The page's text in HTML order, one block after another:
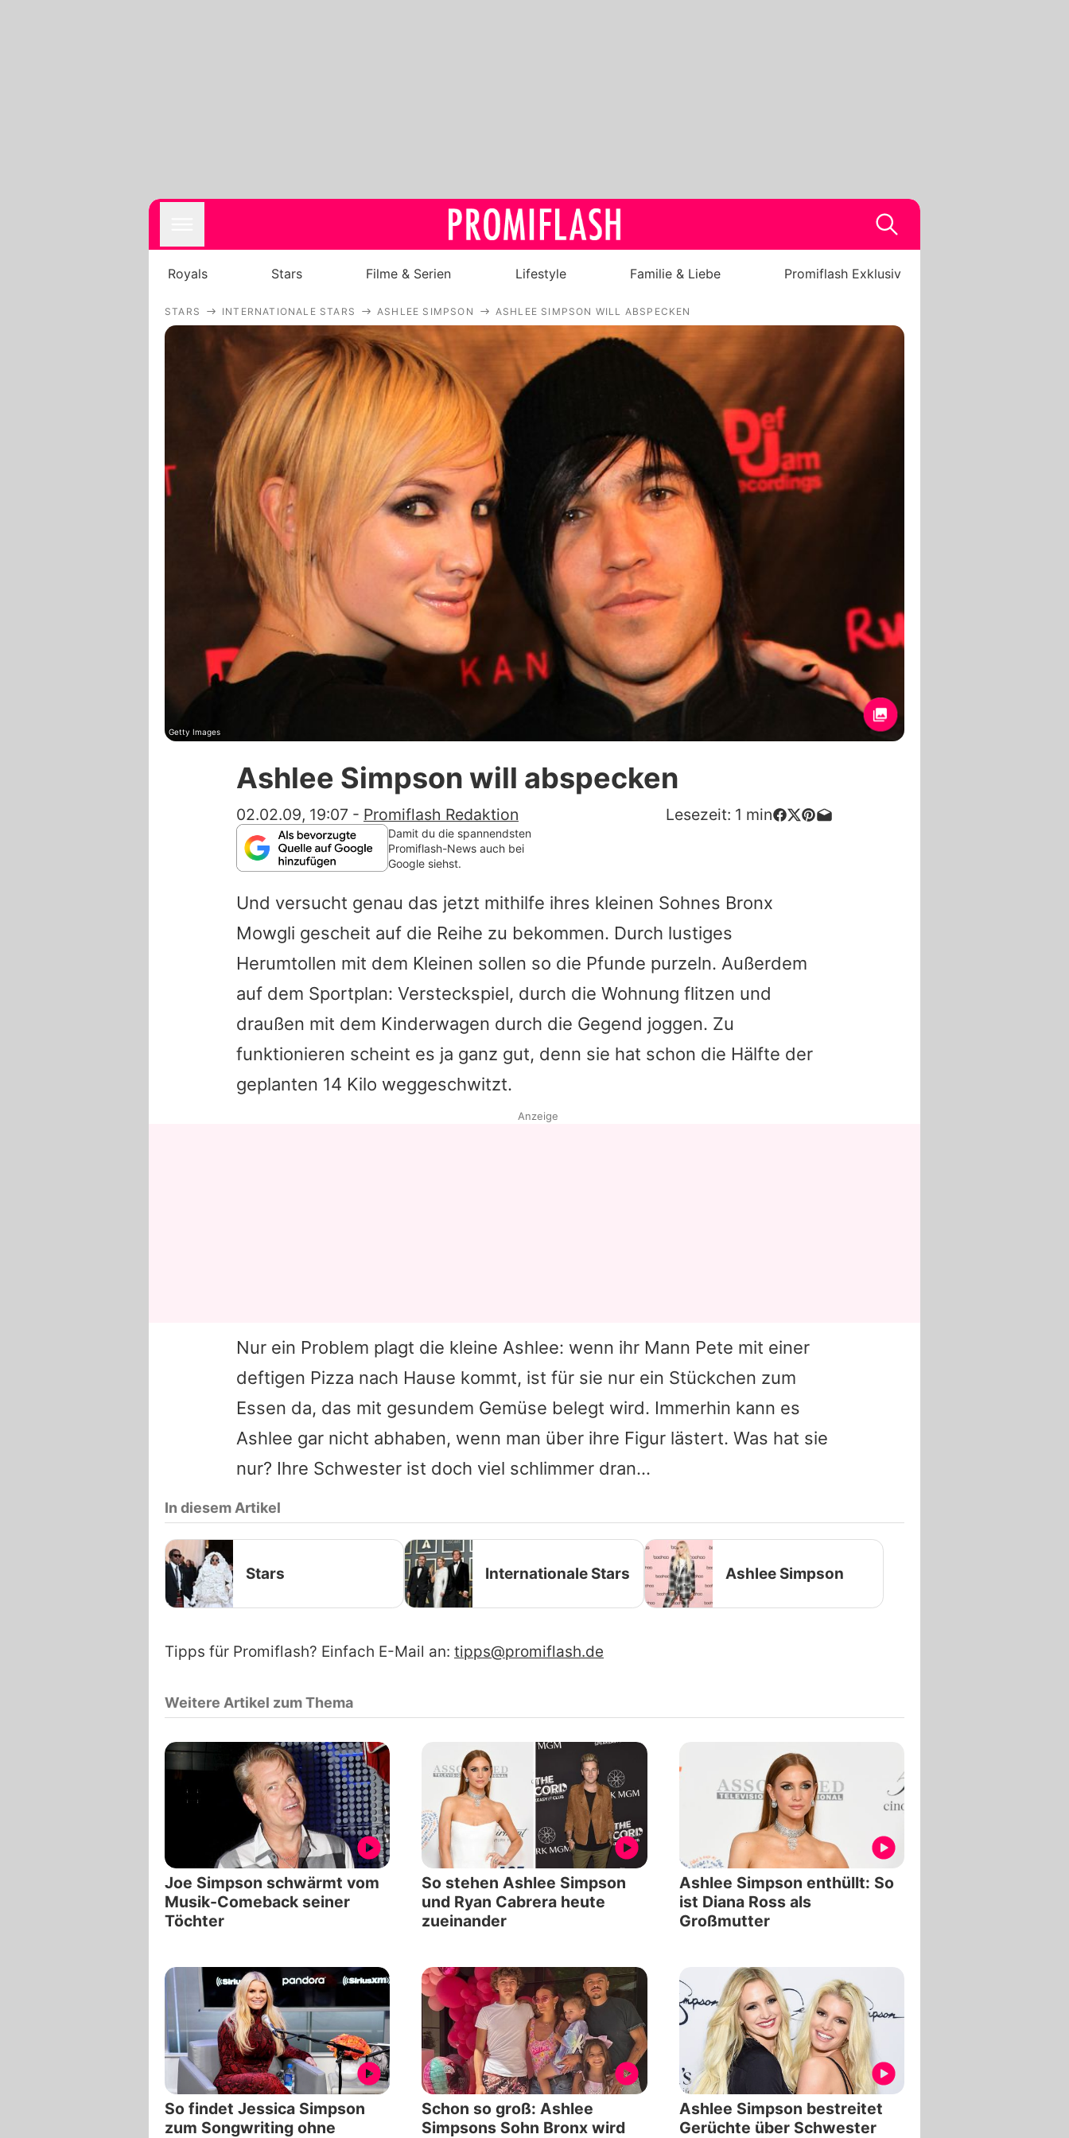
Royals
Filme & Serien
Lifestyle
Familie & Liebe
Promiflash Exklusiv
Alle Themen auf Promiflash
Jobs
App runterladen
Redaktionelle Richtlinien
Impressum
Datenschutzerklärung
Nutzungsbedingungen
Utiq verwalten
Royals Stars Filme & Serien Lifestyle Familie & Liebe Promiflash Exklusiv
STARS INTERNATIONALE STARS ASHLEE SIMPSON ASHLEE SIMPSON WILL ABSPECKEN
Getty Images
Ashlee Simpson will abspecken
02.02.09, 19:07 - Promiflash Redaktion Lesezeit: 1 min
Damit du die spannendsten
Promiflash-News auch bei
Google siehst.
Und versucht genau das jetzt mithilfe ihres kleinen Sohnes Bronx
Mowgli gescheit auf die Reihe zu bekommen. Durch lustiges
Herumtollen mit dem Kleinen sollen so die Pfunde purzeln. Außerdem
auf dem Sportplan: Versteckspiel, durch die Wohnung flitzen und
draußen mit dem Kinderwagen durch die Gegend joggen. Zu
funktionieren scheint es ja ganz gut, denn sie hat schon die Hälfte der
geplanten 14 Kilo weggeschwitzt.
Nur ein Problem plagt die kleine Ashlee: wenn ihr Mann Pete mit einer
deftigen Pizza nach Hause kommt, ist für sie nur ein Stückchen zum
Essen da, das mit gesundem Gemüse belegt wird. Immerhin kann es
Ashlee gar nicht abhaben, wenn man über ihre Figur lästert. Was hat sie
nur? Ihre Schwester ist doch viel schlimmer dran…
Anzeige
In diesem Artikel
Stars Internationale Stars Ashlee Simpson
Tipps für Promiflash? Einfach E-Mail an: tipps@promiflash.de
Weitere Artikel zum Thema
Joe Simpson schwärmt vom
Musik-Comeback seiner
Töchter
So stehen Ashlee Simpson
und Ryan Cabrera heute
zueinander
Ashlee Simpson enthüllt: So
ist Diana Ross als
Großmutter
So findet Jessica Simpson
zum Songwriting ohne
Schon so groß: Ashlee
Simpsons Sohn Bronx wird
Ashlee Simpson bestreitet
Gerüchte über Schwester